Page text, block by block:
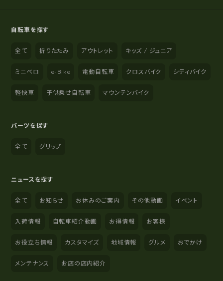
自転車を探す
全て 折りたたみ アウトレット キッズ / ジュニア
ミニベロ e-Bike 電動自転車 クロスバイク シティバイク
軽快車 子供乗せ自転車 マウンテンバイク
パーツを探す
全て グリップ
ニュースを探す
全て お知らせ お休みのご案内 その他動画 イベント
入荷情報 自転車紹介動画 お得情報 お客様
お役立ち情報 カスタマイズ 地域情報 グルメ おでかけ
メンテナンス お店の店内紹介